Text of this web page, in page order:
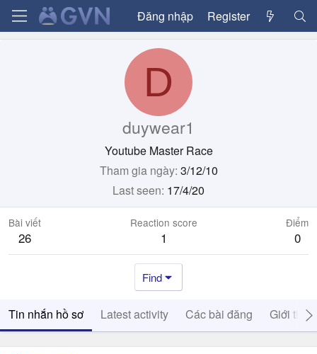
Đăng nhập Register
D
duywear1
Youtube Master Race
Tham gia ngày 3/12/10
Last seen 17/4/20
Bài viết
26
Reaction score
1
Điểm
0
Find
Tin nhắn hồ sơ Latest activity Các bài đăng Giới thiệu